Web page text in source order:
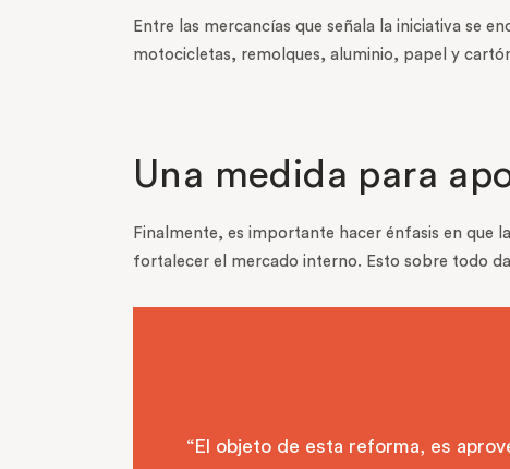
Entre las mercancías que señala la iniciativa se
motocicletas, remolques, aluminio, papel y
Una medida para
Finalmente, es importante hacer énfasis en que la
fortalecer el mercado interno. Esto sobre todo
“El objeto de esta reforma, es